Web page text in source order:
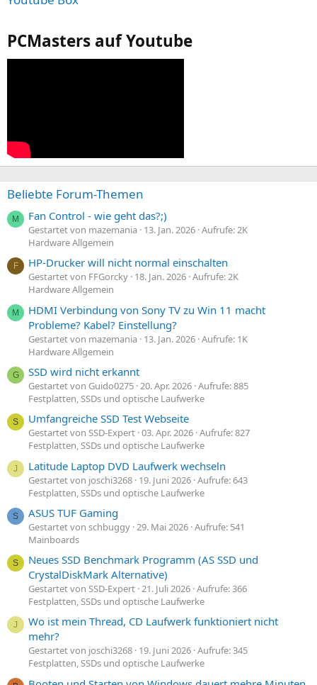
PCMasters auf Youtube
Beliebte Forum-Themen
M Fan Control - wie geht das?;)
Gestartet von mazemania 13. Jan. 2026 Aufrufe: 2K
Hardware Allgemein
F HP-Drucker will nicht normal einschalten
Gestartet von FFGorcky 18. Jan. 2026 Aufrufe: 2K
Hardware Allgemein
M
HDMI Verbindung von Sony TV zu Win 11 macht
Probleme? Kabel? Einstellung?
Gestartet von mazemania 13. Jan. 2026 Aufrufe: 1K
Hardware Allgemein
G SSD wird nicht erkannt
Gestartet von Guido0275 20. Apr. 2026 Aufrufe: 885
Festplatten, SSDs und optische Laufwerke
S Umfangreiche SSD Test Webseite
Gestartet von SSD-Expert 03. Apr. 2026 Aufrufe: 827
Festplatten, SSDs und optische Laufwerke
J Latitude Laptop DVD Laufwerk wechseln
Gestartet von joschi3268 19. Juni 2026 Aufrufe: 643
Festplatten, SSDs und optische Laufwerke
S ASUS TUF Gaming
Gestartet von schbuggy 29. Mai 2026 Aufrufe: 541
Mainboards
S
Neues SSD Benchmark Programm (AS SSD und
CrystalDiskMark Alternative)
Gestartet von SSD-Expert 21. Juli 2026 Aufrufe: 366
Festplatten, SSDs und optische Laufwerke
J
Wo ist mein Thread, CD Laufwerk funktioniert nicht
mehr?
Gestartet von joschi3268 19. Juni 2026 Aufrufe: 345
Festplatten, SSDs und optische Laufwerke